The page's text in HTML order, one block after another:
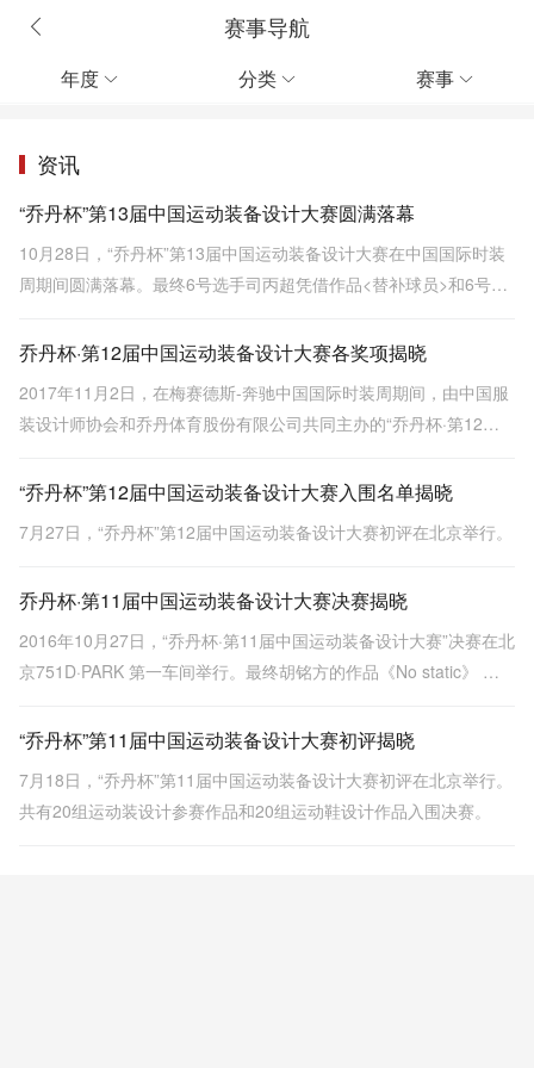
赛事导航
年度  分类  赛事 
资讯
“乔丹杯”第13届中国运动装备设计大赛圆满落幕
10月28日，“乔丹杯”第13届中国运动装备设计大赛在中国国际时装
周期间圆满落幕。最终6号选手司丙超凭借作品<替补球员>和6号选
乔丹杯·第12届中国运动装备设计大赛各奖项揭晓
2017年11月2日，在梅赛德斯-奔驰中国国际时装周期间，由中国服
装设计师协会和乔丹体育股份有限公司共同主办的“乔丹杯·第12届
“乔丹杯”第12届中国运动装备设计大赛入围名单揭晓
7月27日，“乔丹杯”第12届中国运动装备设计大赛初评在北京举行。
乔丹杯·第11届中国运动装备设计大赛决赛揭晓
2016年10月27日，“乔丹杯·第11届中国运动装备设计大赛”决赛在北
京751D·PARK 第一车间举行。最终胡铭方的作品《No static》 获
得。
“乔丹杯”第11届中国运动装备设计大赛初评揭晓
7月18日，“乔丹杯”第11届中国运动装备设计大赛初评在北京举行。
共有20组运动装设计参赛作品和20组运动鞋设计作品入围决赛。